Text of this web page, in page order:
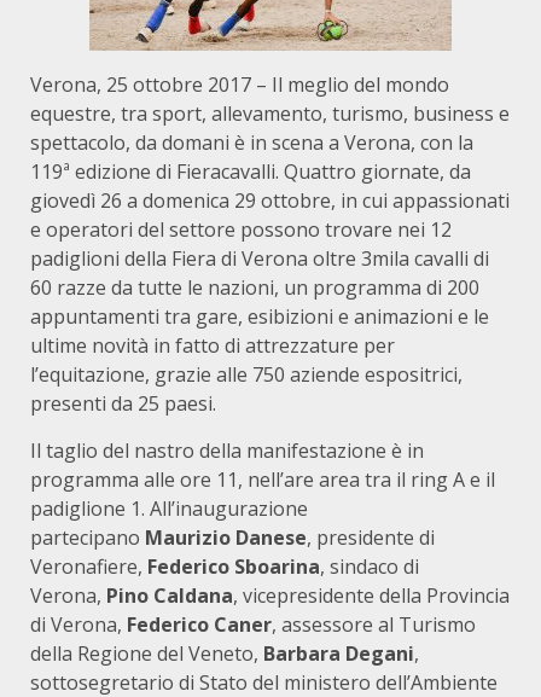
Verona, 25 ottobre 2017 – Il meglio del mondo
equestre, tra sport, allevamento, turismo, business e
spettacolo, da domani è in scena a Verona, con la
119ª edizione di Fieracavalli. Quattro giornate, da
giovedì 26 a domenica 29 ottobre, in cui appassionati
e operatori del settore possono trovare nei 12
padiglioni della Fiera di Verona oltre 3mila cavalli di
60 razze da tutte le nazioni, un programma di 200
appuntamenti tra gare, esibizioni e animazioni e le
ultime novità in fatto di attrezzature per
l’equitazione, grazie alle 750 aziende espositrici,
presenti da 25 paesi.
Il taglio del nastro della manifestazione è in
programma alle ore 11, nell’are area tra il ring A e il
padiglione 1. All’inaugurazione
partecipano Maurizio Danese, presidente di
Veronafiere, Federico Sboarina, sindaco di
Verona, Pino Caldana, vicepresidente della Provincia
di Verona, Federico Caner, assessore al Turismo
della Regione del Veneto, Barbara Degani,
sottosegretario di Stato del ministero dell’Ambiente